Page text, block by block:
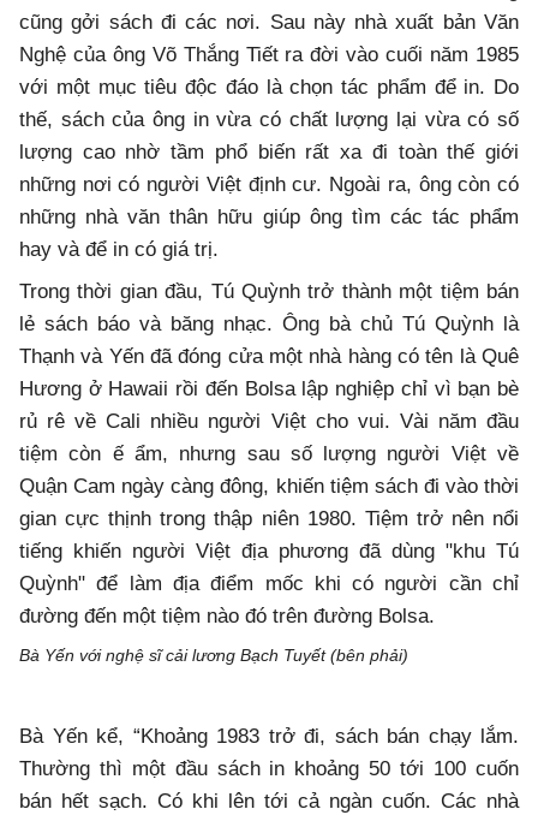
cũng gởi sách đi các nơi. Sau này nhà xuất bản Văn
Nghệ của ông Võ Thắng Tiết ra đời vào cuối năm 1985
với một mục tiêu độc đáo là chọn tác phẩm để in. Do
thế, sách của ông in vừa có chất lượng lại vừa có số
lượng cao nhờ tầm phổ biến rất xa đi toàn thế giới
những nơi có người Việt định cư. Ngoài ra, ông còn có
những nhà văn thân hữu giúp ông tìm các tác phẩm
hay và để in có giá trị.
Trong thời gian đầu, Tú Quỳnh trở thành một tiệm bán
lẻ sách báo và băng nhạc. Ông bà chủ Tú Quỳnh là
Thạnh và Yến đã đóng cửa một nhà hàng có tên là Quê
Hương ở Hawaii rồi đến Bolsa lập nghiệp chỉ vì bạn bè
rủ rê về Cali nhiều người Việt cho vui. Vài năm đầu
tiệm còn ế ẩm, nhưng sau số lượng người Việt về
Quận Cam ngày càng đông, khiến tiệm sách đi vào thời
gian cực thịnh trong thập niên 1980. Tiệm trở nên nổi
tiếng khiến người Việt địa phương đã dùng "khu Tú
Quỳnh" để làm địa điểm mốc khi có người cần chỉ
đường đến một tiệm nào đó trên đường Bolsa.
Bà Yến với nghệ sĩ cải lương Bạch Tuyết (bên phải)
Bà Yến kể, “Khoảng 1983 trở đi, sách bán chạy lắm.
Thường thì một đầu sách in khoảng 50 tới 100 cuốn
bán hết sạch. Có khi lên tới cả ngàn cuốn. Các nhà